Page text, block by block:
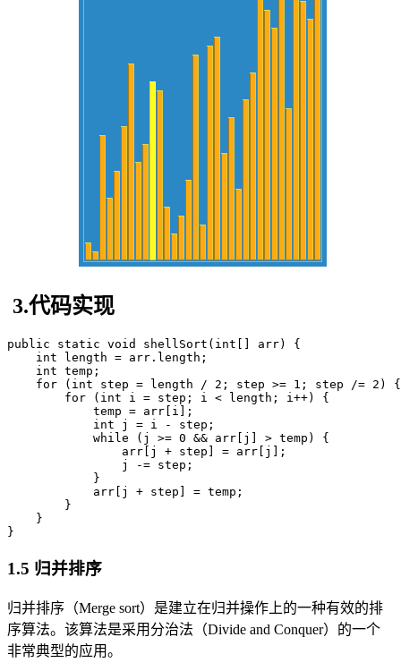
3.代码实现
public static void shellSort(int[] arr) {
    int length = arr.length;
    int temp;
    for (int step = length / 2; step >= 1; step /= 2) {
        for (int i = step; i < length; i++) {
            temp = arr[i];
            int j = i - step;
            while (j >= 0 && arr[j] > temp) {
                arr[j + step] = arr[j];
                j -= step;
            }
            arr[j + step] = temp;
        }
    }
}
1.5 归并排序
归并排序（Merge sort）是建立在归并操作上的一种有效的排
序算法。该算法是采用分治法（Divide and Conquer）的一个
非常典型的应用。